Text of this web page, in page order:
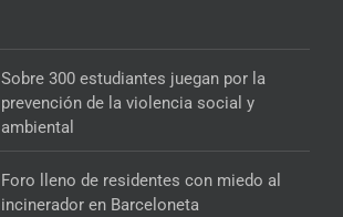
Sobre 300 estudiantes juegan por la
prevención de la violencia social y
ambiental
Foro lleno de residentes con miedo al
incinerador en Barceloneta